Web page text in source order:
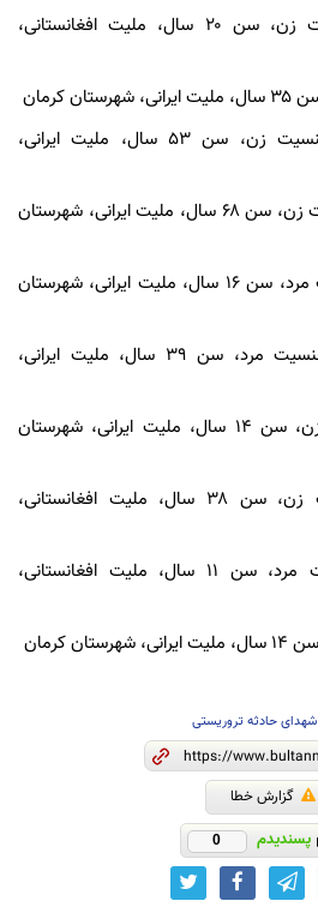
۸۰ نظیفه آچکزهی، جنسیت زن، سن ۲۰ سال، ملیت افغانستانی،
۸۲ اشرف لاری دهنوی، جنسیت زن، سن ۵۳ سال، ملیت ایرانی،
۸۳ فاطمه رجب زاده، جنسیت زن، سن ۶۸ سال، ملیت ایرانی، شهرستان
۸۴ یاسین تشت زر، جنسیت مرد، سن ۱۶ سال، ملیت ایرانی، شهرستان
۸۵ جواد امیر اسماعیلی، جنسیت مرد، سن ۳۹ سال، ملیت ایرانی،
۸۶ فاطمه سعید، جنسیت زن، سن ۱۴ سال، ملیت ایرانی، شهرستان
۸۷ رازگل علیزهی، جنسیت زن، سن ۳۸ سال، ملیت افغانستانی،
۸۸ امیرعلی بامری، جنسیت مرد، سن ۱۱ سال، ملیت افغانستانی،
شهدای حادثه تروریستی
گزارش خطا
پسندیدم 0